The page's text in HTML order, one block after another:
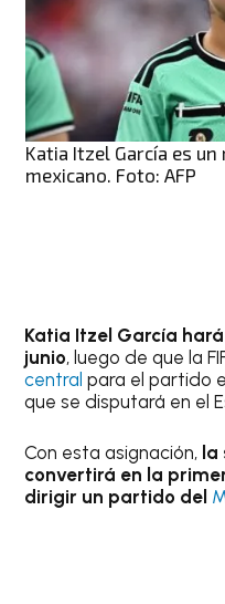
Katia Itzel García es
mexicano. Foto: AFP
Katia Itzel García
junio, luego de que la
central para el partido
que se disputará en el
Con esta asignación, la
convertirá en la
dirigir un partido del